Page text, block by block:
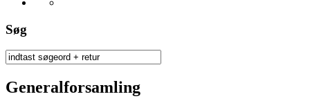
Søg
Generalforsamling